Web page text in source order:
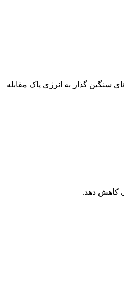
سنگین گذار به انرژی پاک مقابله
کاهش دهد.